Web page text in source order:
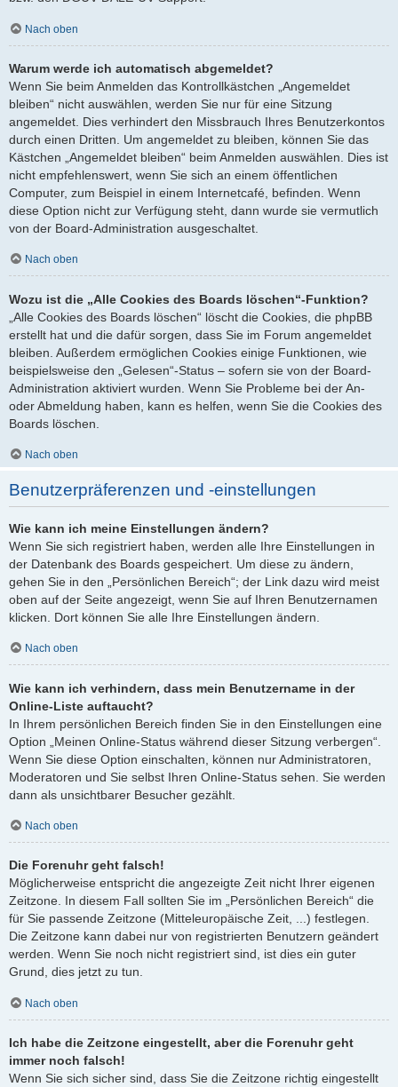
Nach oben
Warum werde ich automatisch abgemeldet?
Wenn Sie beim Anmelden das Kontrollkästchen „Angemeldet
bleiben“ nicht auswählen, werden Sie nur für eine Sitzung
angemeldet. Dies verhindert den Missbrauch Ihres Benutzerkontos
durch einen Dritten. Um angemeldet zu bleiben, können Sie das
Kästchen „Angemeldet bleiben“ beim Anmelden auswählen. Dies ist
nicht empfehlenswert, wenn Sie sich an einem öffentlichen
Computer, zum Beispiel in einem Internetcafé, befinden. Wenn
diese Option nicht zur Verfügung steht, dann wurde sie vermutlich
von der Board-Administration ausgeschaltet.
Nach oben
Wozu ist die „Alle Cookies des Boards löschen“-Funktion?
„Alle Cookies des Boards löschen“ löscht die Cookies, die phpBB
erstellt hat und die dafür sorgen, dass Sie im Forum angemeldet
bleiben. Außerdem ermöglichen Cookies einige Funktionen, wie
beispielsweise den „Gelesen“-Status – sofern sie von der Board-
Administration aktiviert wurden. Wenn Sie Probleme bei der An-
oder Abmeldung haben, kann es helfen, wenn Sie die Cookies des
Boards löschen.
Nach oben
Benutzerpräferenzen und -einstellungen
Wie kann ich meine Einstellungen ändern?
Wenn Sie sich registriert haben, werden alle Ihre Einstellungen in
der Datenbank des Boards gespeichert. Um diese zu ändern,
gehen Sie in den „Persönlichen Bereich“; der Link dazu wird meist
oben auf der Seite angezeigt, wenn Sie auf Ihren Benutzernamen
klicken. Dort können Sie alle Ihre Einstellungen ändern.
Nach oben
Wie kann ich verhindern, dass mein Benutzername in der
Online-Liste auftaucht?
In Ihrem persönlichen Bereich finden Sie in den Einstellungen eine
Option „Meinen Online-Status während dieser Sitzung verbergen“.
Wenn Sie diese Option einschalten, können nur Administratoren,
Moderatoren und Sie selbst Ihren Online-Status sehen. Sie werden
dann als unsichtbarer Besucher gezählt.
Nach oben
Die Forenuhr geht falsch!
Möglicherweise entspricht die angezeigte Zeit nicht Ihrer eigenen
Zeitzone. In diesem Fall sollten Sie im „Persönlichen Bereich“ die
für Sie passende Zeitzone (Mitteleuropäische Zeit, ...) festlegen.
Die Zeitzone kann dabei nur von registrierten Benutzern geändert
werden. Wenn Sie noch nicht registriert sind, ist dies ein guter
Grund, dies jetzt zu tun.
Nach oben
Ich habe die Zeitzone eingestellt, aber die Forenuhr geht
immer noch falsch!
Wenn Sie sich sicher sind, dass Sie die Zeitzone richtig eingestellt